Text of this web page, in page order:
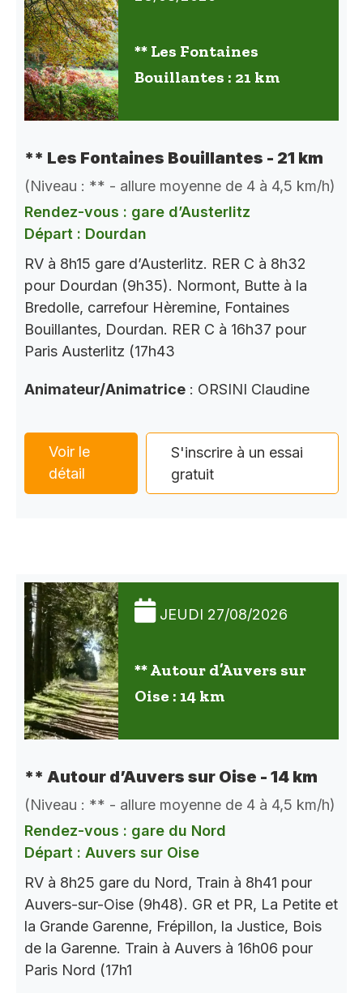
** Les Fontaines
Bouillantes : 21 km
** Les Fontaines Bouillantes - 21 km
(Niveau : ** - allure moyenne de 4 à 4,5 km/h)
Rendez-vous : gare d’Austerlitz
Départ : Dourdan
RV à 8h15 gare d’Austerlitz. RER C à 8h32
pour Dourdan (9h35). Normont, Butte à la
Bredolle, carrefour Hèremine, Fontaines
Bouillantes, Dourdan. RER C à 16h37 pour
Paris Austerlitz (17h43
Animateur/Animatrice : ORSINI Claudine
Voir le
détail
S'inscrire à un essai
gratuit
JEUDI 27/08/2026
** Autour d’Auvers sur
Oise : 14 km
** Autour d’Auvers sur Oise - 14 km
(Niveau : ** - allure moyenne de 4 à 4,5 km/h)
Rendez-vous : gare du Nord
Départ : Auvers sur Oise
RV à 8h25 gare du Nord, Train à 8h41 pour
Auvers-sur-Oise (9h48). GR et PR, La Petite et
la Grande Garenne, Frépillon, la Justice, Bois
de la Garenne. Train à Auvers à 16h06 pour
Paris Nord (17h1